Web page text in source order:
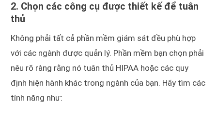
2. Chọn các công cụ được thiết kế để tuân
thủ
Không phải tất cả phần mềm giám sát đều phù hợp
với các ngành được quản lý. Phần mềm bạn chọn phải
nêu rõ ràng rằng nó tuân thủ HIPAA hoặc các quy
định hiện hành khác trong ngành của bạn. Hãy tìm các
tính năng như: